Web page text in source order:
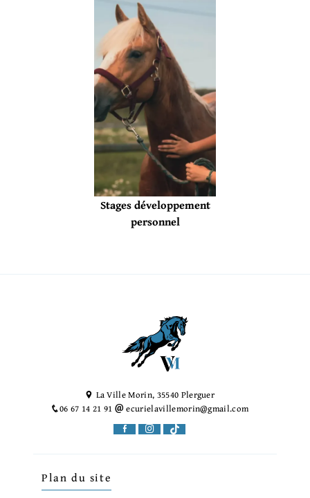
Stages développement
personnel
La Ville Morin, 35540 Plerguer
06 67 14 21 91
ecurielavillemorin@gmail.com
Plan du site